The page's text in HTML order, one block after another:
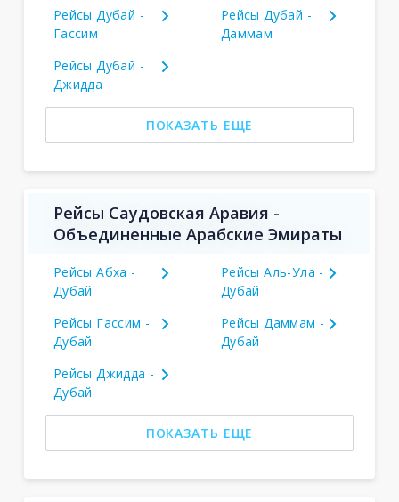
Рейсы Дубай -
Гассим
Рейсы Дубай -
Даммам
Рейсы Дубай -
Джидда
ПОКАЗАТЬ ЕЩЕ
Рейсы Саудовская Аравия -
Объединенные Арабские Эмираты
Рейсы Абха -
Дубай
Рейсы Аль-Ула -
Дубай
Рейсы Гассим -
Дубай
Рейсы Даммам -
Дубай
Рейсы Джидда -
Дубай
ПОКАЗАТЬ ЕЩЕ